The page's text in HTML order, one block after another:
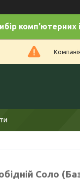
комп'ютерних і
Соло